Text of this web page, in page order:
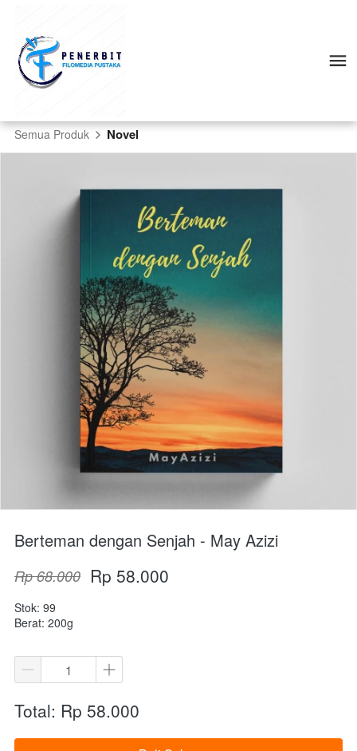
Semua Produk Novel
Berteman dengan Senjah - May Azizi
Rp 68.000 Rp 58.000
Stok: 99
Berat: 200g
Total: Rp 58.000